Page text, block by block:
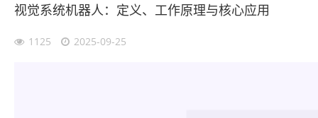
视觉系统机器人：定义、工作原理与核心应用
1125 2025-09-25